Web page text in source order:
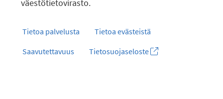
väestötietovirasto.
Tietoa palvelusta
Tietoa evästeistä
Saavutettavuus
Tietosuojaseloste